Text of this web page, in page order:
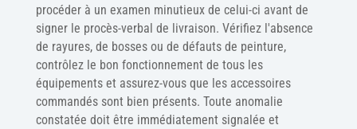
procéder à un examen minutieux de celui-ci avant de
signer le procès-verbal de livraison. Vérifiez l'absence
de rayures, de bosses ou de défauts de peinture,
contrôlez le bon fonctionnement de tous les
équipements et assurez-vous que les accessoires
commandés sont bien présents. Toute anomalie
constatée doit être immédiatement signalée et